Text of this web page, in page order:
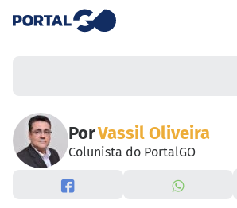
PorVassil Oliveira
Colunista do PortalGO